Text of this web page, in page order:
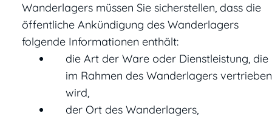
Wanderlagers müssen Sie sicherstellen, dass die
öffentliche Ankündigung des Wanderlagers
folgende Informationen enthält:
die Art der Ware oder Dienstleistung, die
im Rahmen des Wanderlagers vertrieben
wird,
der Ort des Wanderlagers,